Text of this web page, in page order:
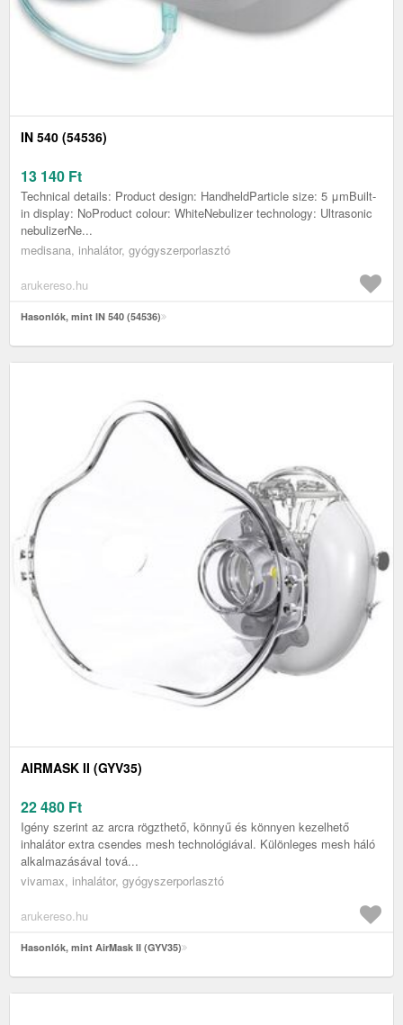
IN 540 (54536)
13 140 Ft
Technical details: Product design: HandheldParticle size: 5 μmBuilt-
in display: NoProduct colour: WhiteNebulizer technology: Ultrasonic
nebulizerNe...
medisana, inhalátor, gyógyszerporlasztó
arukereso.hu
Hasonlók, mint IN 540 (54536)
AIRMASK II (GYV35)
22 480 Ft
Igény szerint az arcra rögzthető, könnyű és könnyen kezelhető
inhalátor extra csendes mesh technológiával. Különleges mesh háló
alkalmazásával tová...
vivamax, inhalátor, gyógyszerporlasztó
arukereso.hu
Hasonlók, mint AirMask II (GYV35)